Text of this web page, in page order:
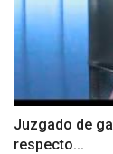
Juzgado de
respecto...